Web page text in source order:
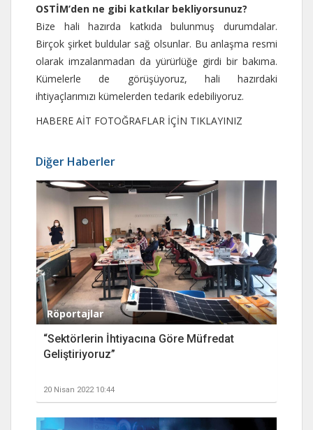
OSTİM’den ne gibi katkılar bekliyorsunuz?
Bize hali hazırda katkıda bulunmuş durumdalar.
Birçok şirket buldular sağ olsunlar. Bu anlaşma resmi
olarak imzalanmadan da yürürlüğe girdi bir bakıma.
Kümelerle de görüşüyoruz, hali hazırdaki
ihtiyaçlarımızı kümelerden tedarik edebiliyoruz.
HABERE AİT FOTOĞRAFLAR İÇİN TIKLAYINIZ
Diğer Haberler
Röportajlar
“Sektörlerin İhtiyacına Göre Müfredat
Geliştiriyoruz”
20 Nisan 2022 10:44